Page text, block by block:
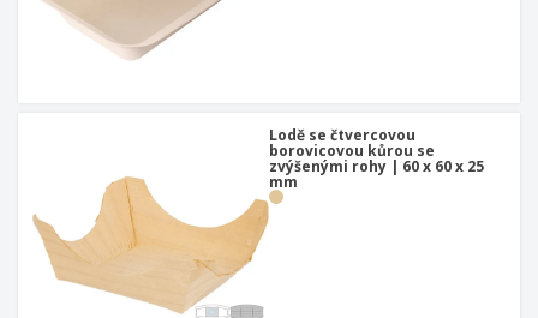
Lodě se čtvercovou
borovicovou kůrou se
zvýšenými rohy | 60 x 60 x 25
mm